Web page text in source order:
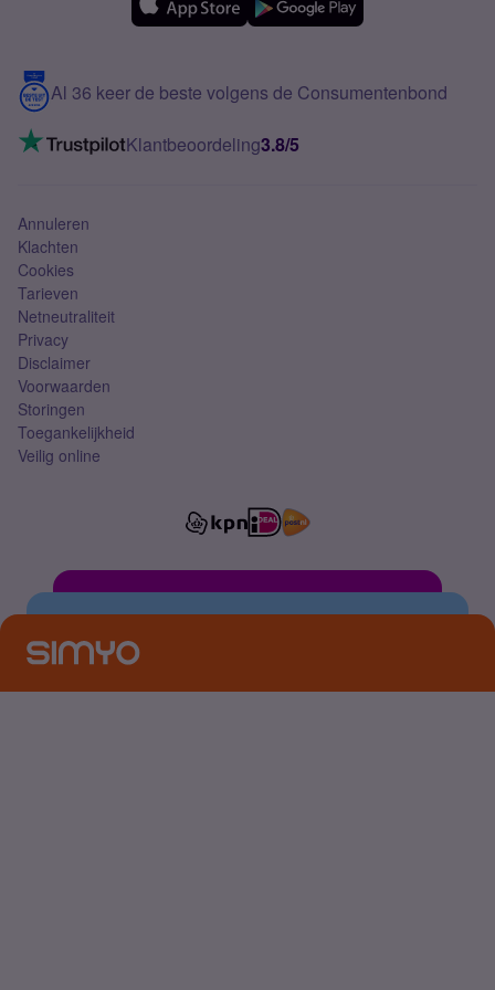
Meerdere nummers
5G internet
Mobiel internet
Mobiel abonnement
Contact
VoLTE 4G bellen
Al 36 keer de beste volgens de Consumentenbond
Klantbeoordeling3.8/5
Annuleren
Klachten
Cookies
Tarieven
Netneutraliteit
Privacy
Disclaimer
Voorwaarden
Storingen
Toegankelijkheid
Veilig online